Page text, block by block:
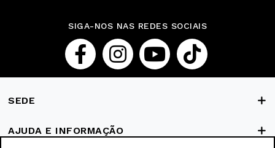
SIGA-NOS NAS REDES SOCIAIS
SEDE
AJUDA E INFORMAÇÃO